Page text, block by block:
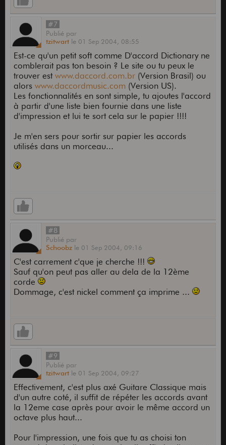
#7
Publié par
tzitwart le 01 Sep 2004, 08:55
Est-ce qu'un petit soft comme D'accord Dictionary ne
comblerait pas ton besoin ? Le site ou tu peux le
trouver est www.daccord.com.br(Version Brasil) ou
alors www.daccordmusic.com (Version US).
Les fonctionnalités en sont simple, tu ajoutes l'accord
à partir d'une liste bien fournie dans une liste
d'impression et lui te sort cela sur le papier !!!!
Je m'en sers pour sortir sur papier les accords
utilisés dans un morceau...
#8
Publié par
Schoobz le 01 Sep 2004, 09:16
C'est carrement c'que je cherche !!!
Sauf qu'on peut pas aller au dela de la 12ème
corde
Dommage, c'est nickel comment ça imprime ...
#9
Publié par
tzitwart le 01 Sep 2004, 09:27
Effectivement, c'est plus axé Guitare Classique mais
d'un autre coté, il suffit de répéter les accords avant
la 12eme case après pour avoir le même accord un
octave plus haut...
Pour l'impression, une fois que tu as choisi ton